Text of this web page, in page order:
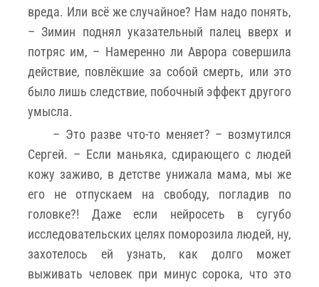
вреда. Или всё же случайное? Нам надо понять,
– Зимин поднял указательный палец вверх и
потряс им, – Намеренно ли Аврора совершила
действие, повлёкшие за собой смерть, или это
было лишь следствие, побочный эффект другого
умысла.
– Это разве что-то меняет? – возмутился
Сергей. – Если маньяка, сдирающего с людей
кожу заживо, в детстве унижала мама, мы же
его не отпускаем на свободу, погладив по
головке?! Даже если нейросеть в сугубо
исследовательских целях поморозила людей, ну,
захотелось ей узнать, как долго может
выживать человек при минус сорока, что это